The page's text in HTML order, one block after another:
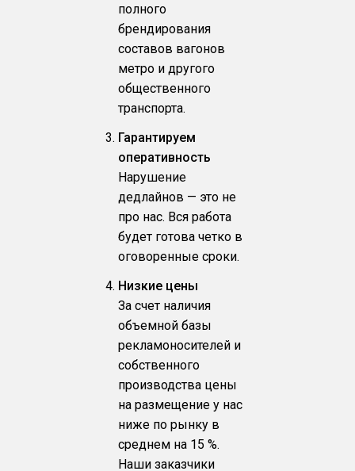
полного
брендирования
составов вагонов
метро и другого
общественного
транспорта.
Гарантируем
оперативность
Нарушение
дедлайнов — это не
про нас. Вся работа
будет готова четко в
оговоренные сроки.
Низкие цены
За счет наличия
объемной базы
рекламоносителей и
собственного
производства цены
на размещение у нас
ниже по рынку в
среднем на 15 %.
Наши заказчики